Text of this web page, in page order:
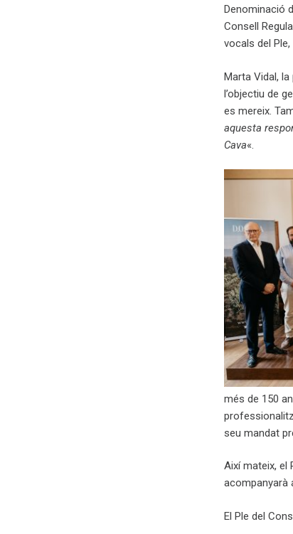
Denominació
Consell
vocals del
Marta Vidal,
l’objectiu de
es mereix.
aquesta
Cava«.
més de 150
seu mandat
Així mateix, el
acompanyarà
El Ple del